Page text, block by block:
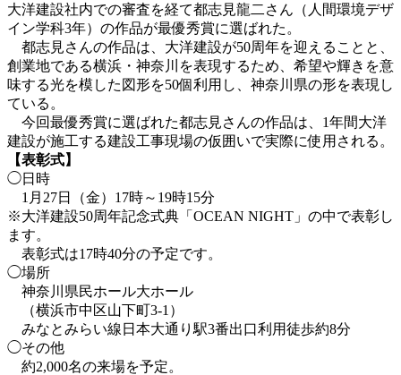
大洋建設社内での審査を経て都志見龍二さん（人間環境デザ
イン学科3年）の作品が最優秀賞に選ばれた。
都志見さんの作品は、大洋建設が50周年を迎えることと、
創業地である横浜・神奈川を表現するため、希望や輝きを意
味する光を模した図形を50個利用し、神奈川県の形を表現し
ている。
今回最優秀賞に選ばれた都志見さんの作品は、1年間大洋
建設が施工する建設工事現場の仮囲いで実際に使用される。
【表彰式】
◯日時
1月27日（金）17時～19時15分
※大洋建設50周年記念式典「OCEAN NIGHT」の中で表彰し
ます。
表彰式は17時40分の予定です。
◯場所
神奈川県民ホール大ホール
（横浜市中区山下町3-1）
みなとみらい線日本大通り駅3番出口利用徒歩約8分
◯その他
約2,000名の来場を予定。